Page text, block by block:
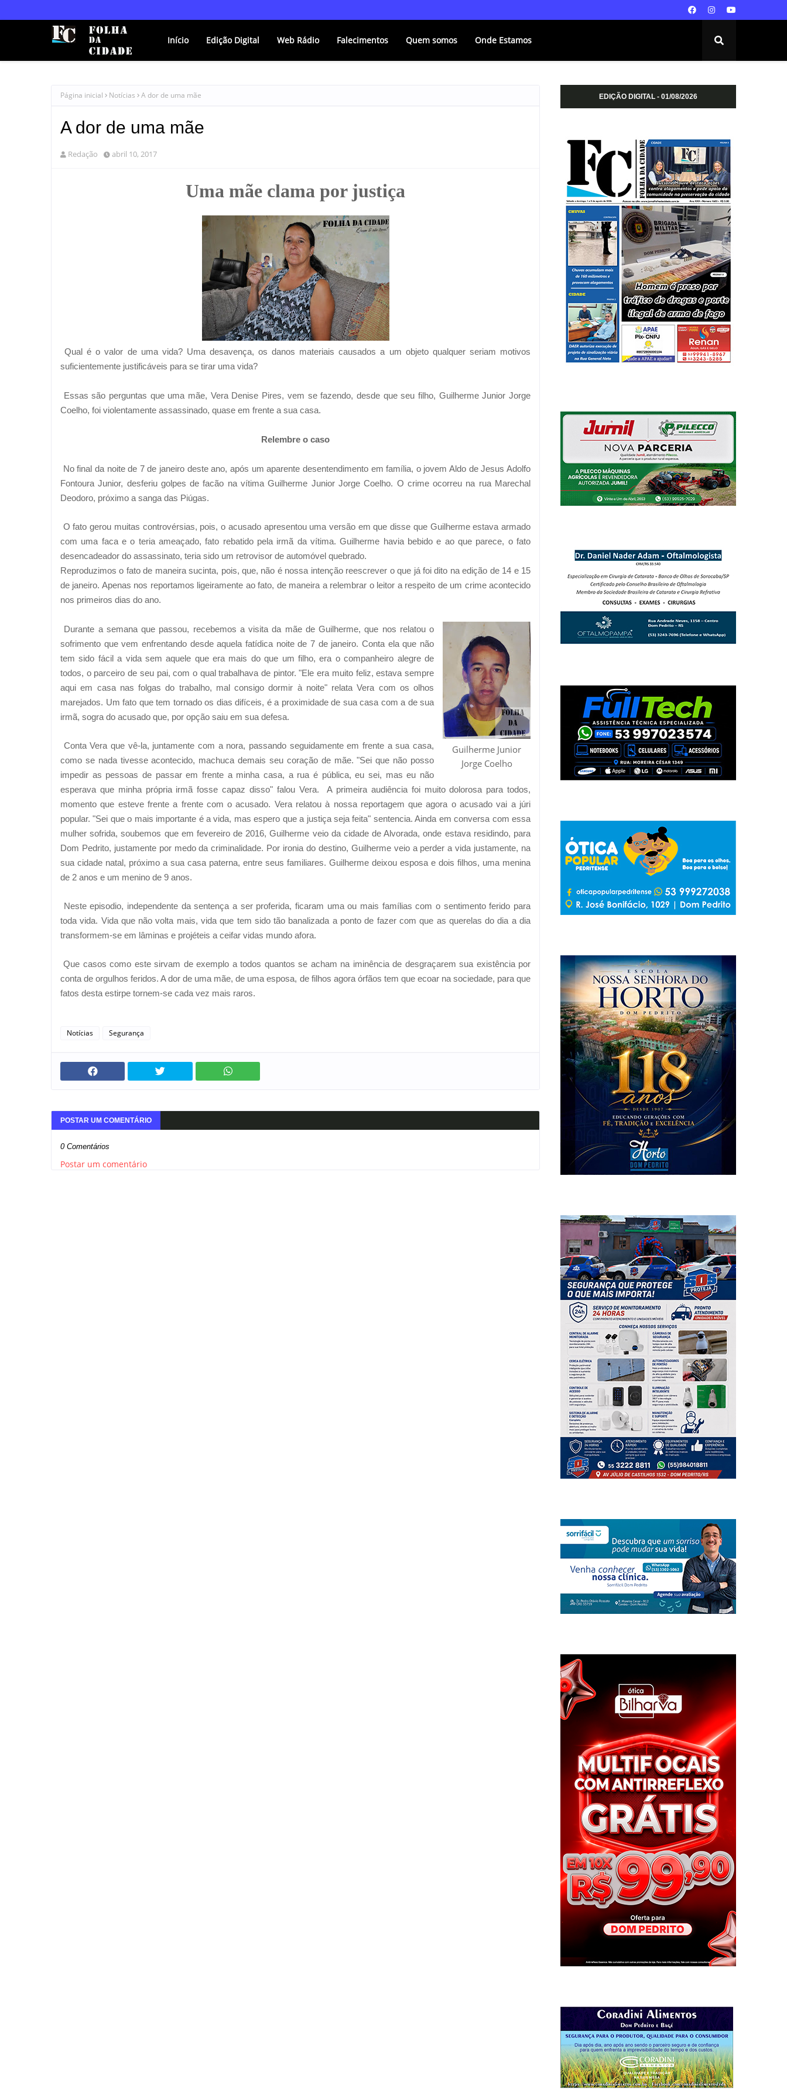
Início Edição Digital Web Rádio Falecimentos Quem somos Onde Estamos
Página inicial Notícias A dor de uma mãe
A dor de uma mãe
Redação abril 10, 2017
Uma mãe clama por justiça
Qual é o valor de uma vida? Uma desavença, os danos materiais causados a um objeto qualquer seriam motivos
suficientemente justificáveis para se tirar uma vida?
Essas são perguntas que uma mãe, Vera Denise Pires, vem se fazendo, desde que seu filho, Guilherme Junior Jorge
Coelho, foi violentamente assassinado, quase em frente a sua casa.
Relembre o caso
No final da noite de 7 de janeiro deste ano, após um aparente desentendimento em família, o jovem Aldo de Jesus Adolfo
Fontoura Junior, desferiu golpes de facão na vítima Guilherme Junior Jorge Coelho. O crime ocorreu na rua Marechal
Deodoro, próximo a sanga das Piúgas.
O fato gerou muitas controvérsias, pois, o acusado apresentou uma versão em que disse que Guilherme estava armado
com uma faca e o teria ameaçado, fato rebatido pela irmã da vítima. Guilherme havia bebido e ao que parece, o fato
desencadeador do assassinato, teria sido um retrovisor de automóvel quebrado.
Reproduzimos o fato de maneira sucinta, pois, que, não é nossa intenção reescrever o que já foi dito na edição de 14 e 15
de janeiro. Apenas nos reportamos ligeiramente ao fato, de maneira a relembrar o leitor a respeito de um crime acontecido
nos primeiros dias do ano.
Guilherme Junior
Jorge Coelho
Durante a semana que passou, recebemos a visita da mãe de Guilherme, que nos relatou o
sofrimento que vem enfrentando desde aquela fatídica noite de 7 de janeiro. Conta ela que não
tem sido fácil a vida sem aquele que era mais do que um filho, era o companheiro alegre de
todos, o parceiro de seu pai, com o qual trabalhava de pintor. "Ele era muito feliz, estava sempre
aqui em casa nas folgas do trabalho, mal consigo dormir à noite" relata Vera com os olhos
marejados. Um fato que tem tornado os dias difíceis, é a proximidade de sua casa com a de sua
irmã, sogra do acusado que, por opção saiu em sua defesa.
Conta Vera que vê-la, juntamente com a nora, passando seguidamente em frente a sua casa,
como se nada tivesse acontecido, machuca demais seu coração de mãe. "Sei que não posso
impedir as pessoas de passar em frente a minha casa, a rua é pública, eu sei, mas eu não
esperava que minha própria irmã fosse capaz disso" falou Vera. A primeira audiência foi muito dolorosa para todos,
momento que esteve frente a frente com o acusado. Vera relatou à nossa reportagem que agora o acusado vai a júri
popular. "Sei que o mais importante é a vida, mas espero que a justiça seja feita" sentencia. Ainda em conversa com essa
mulher sofrida, soubemos que em fevereiro de 2016, Guilherme veio da cidade de Alvorada, onde estava residindo, para
Dom Pedrito, justamente por medo da criminalidade. Por ironia do destino, Guilherme veio a perder a vida justamente, na
sua cidade natal, próximo a sua casa paterna, entre seus familiares. Guilherme deixou esposa e dois filhos, uma menina
de 2 anos e um menino de 9 anos.
Neste episodio, independente da sentença a ser proferida, ficaram uma ou mais famílias com o sentimento ferido para
toda vida. Vida que não volta mais, vida que tem sido tão banalizada a ponto de fazer com que as querelas do dia a dia
transformem-se em lâminas e projéteis a ceifar vidas mundo afora.
Que casos como este sirvam de exemplo a todos quantos se acham na iminência de desgraçarem sua existência por
conta de orgulhos feridos. A dor de uma mãe, de uma esposa, de filhos agora órfãos tem que ecoar na sociedade, para que
fatos desta estirpe tornem-se cada vez mais raros.
Notícias Segurança
POSTAR UM COMENTÁRIO
0 Comentários
Postar um comentário
EDIÇÃO DIGITAL - 01/08/2026